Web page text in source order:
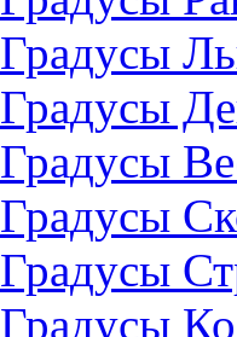
Градусы
Градусы
Градусы
Градусы
Градусы
Градусы